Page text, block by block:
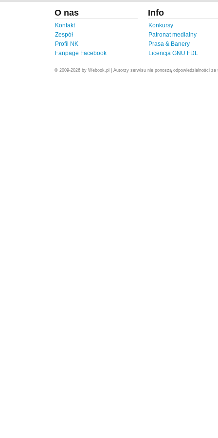
O nas
Kontakt
Zespół
Profil NK
Fanpage Facebook
Info
Konkursy
Patronat medialny
Prasa & Banery
Licencja GNU FDL
© 2009-2026 by Webook.pl | Autorzy serwisu nie ponoszą odpowiedzialności